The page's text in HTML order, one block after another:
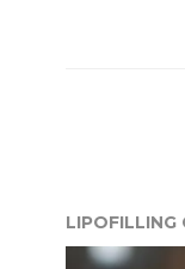
LIPOFILLING